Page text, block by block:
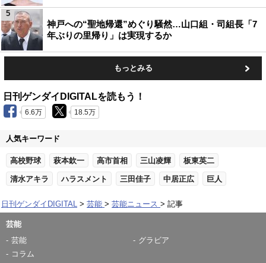
神戸への“聖地帰還”めぐり騒然…山口組・司組長「7
年ぶりの里帰り」は実現するか
5
もっとみる
日刊ゲンダイDIGITALを読もう！
6.6万 18.5万
人気キーワード
高校野球 萩本欽一 高市首相 三山凌輝 板東英二
清水アキラ ハラスメント 三田佳子 中居正広 巨人
日刊ゲンダイDIGITAL 芸能 芸能ニュース 記事
芸能
芸能
グラビア
コラム